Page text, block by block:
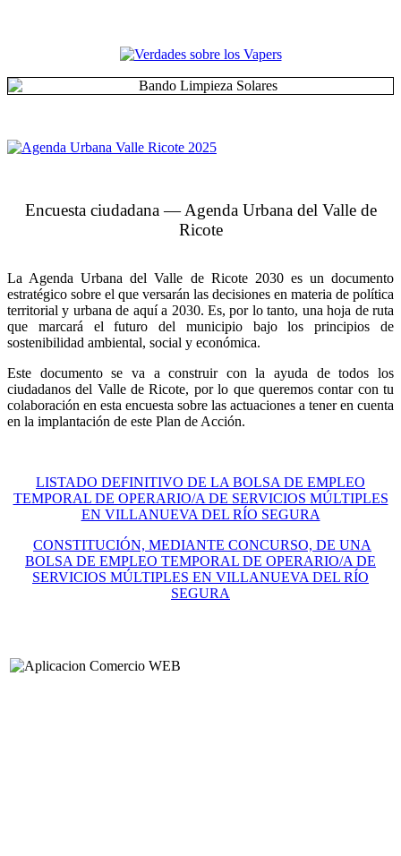
Encuesta ciudadana — Agenda Urbana del Valle de
Ricote
La Agenda Urbana del Valle de Ricote 2030 es un documento
estratégico sobre el que versarán las decisiones en materia de política
territorial y urbana de aquí a 2030. Es, por lo tanto, una hoja de ruta
que marcará el futuro del municipio bajo los principios de
sostenibilidad ambiental, social y económica.
Este documento se va a construir con la ayuda de todos los
ciudadanos del Valle de Ricote, por lo que queremos contar con tu
colaboración en esta encuesta sobre las actuaciones a tener en cuenta
en la implantación de este Plan de Acción.
LISTADO DEFINITIVO DE LA BOLSA DE EMPLEO
TEMPORAL DE OPERARIO/A DE SERVICIOS MÚLTIPLES
EN VILLANUEVA DEL RÍO SEGURA
CONSTITUCIÓN, MEDIANTE CONCURSO, DE UNA
BOLSA DE EMPLEO TEMPORAL DE OPERARIO/A DE
SERVICIOS MÚLTIPLES EN VILLANUEVA DEL RÍO
SEGURA